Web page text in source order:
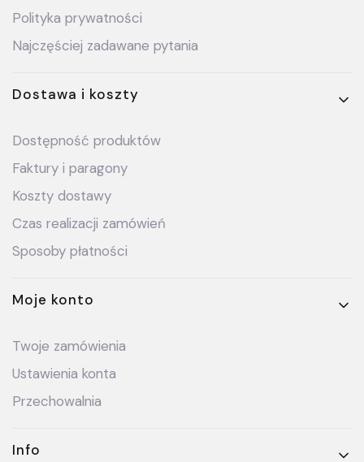
Polityka prywatności
Najczęściej zadawane pytania
Dostawa i koszty
Dostępność produktów
Faktury i paragony
Koszty dostawy
Czas realizacji zamówień
Sposoby płatności
Moje konto
Twoje zamówienia
Ustawienia konta
Przechowalnia
Info